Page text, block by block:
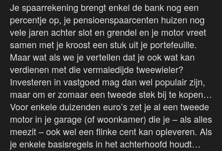
Je spaarrekening brengt enkel de bank nog een
percentje op, je pensioenspaarcenten huizen nog
vele jaren achter slot en grendel en je motor vreet
samen met je kroost een stuk uit je portefeuille.
Maar wat als we je vertellen dat je ook wat kan
verdienen met die vermaledijde tweewieler?
Investeren in vastgoed mag dan wel populair zijn,
maar om er zomaar een tweede stek bij te kopen…
Voor enkele duizenden euro’s zet je al een tweede
motor in je garage (of woonkamer) die je – als alles
meezit – ook wel een flinke cent kan opleveren. Als
je enkele basisregels in het achterhoofd houdt…